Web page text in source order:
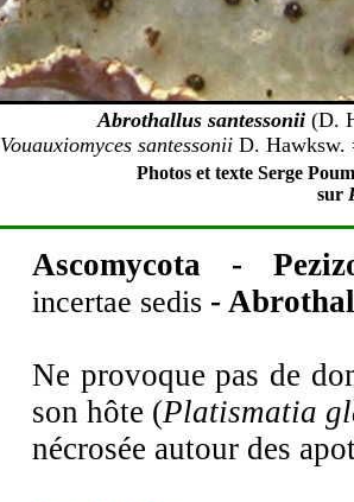
Abrothallus santessonii(D.
Vouauxiomyces santessonii D.
Photos et texte Serge
sur
Ascomycota -
incertae sedis -
Ne provoque pas de
son hôte (Platismatia
nécrosée autour des